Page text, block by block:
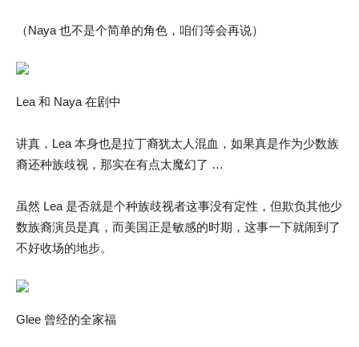
（Naya 也不是个简单的角色，咱们等会再说）
Lea 和 Naya 在剧中
讲真，Lea 本身也是拉丁裔犹太人混血，如果真是作为少数族
裔还种族歧视，那实在有点太魔幻了 …
虽然 Lea 是否就是个种族歧视者这事没有定性，但欺负其他少
数族裔演员是真，而美国正是敏感的时期，这事一下就闹到了
不好收场的地步。
Glee 曾经的全家福